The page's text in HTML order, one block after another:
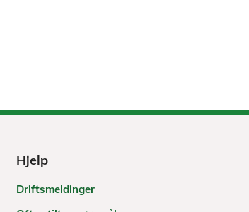
Hjelp
Driftsmeldinger